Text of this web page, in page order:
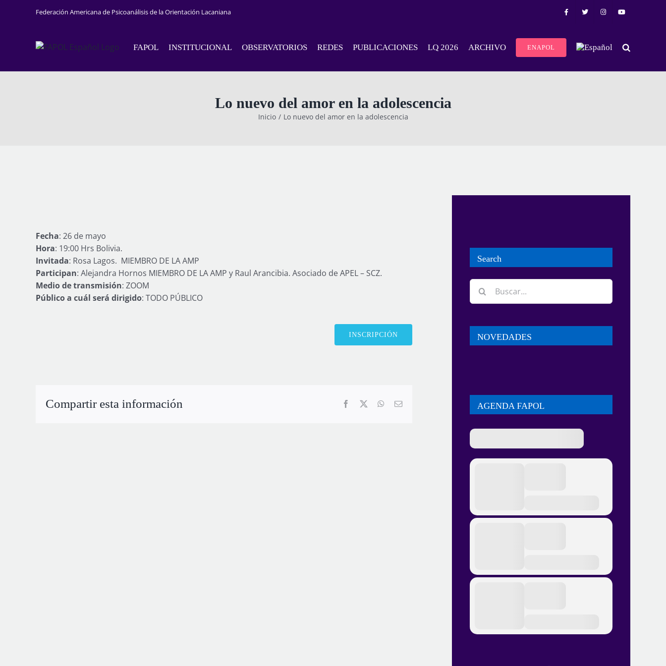
Federación Americana de Psicoanálisis de la Orientación Lacaniana
FAPOL INSTITUCIONAL OBSERVATORIOS REDES PUBLICACIONES LQ 2026 ARCHIVO ENAPOL
Lo nuevo del amor en la adolescencia
Inicio Lo nuevo del amor en la adolescencia
Fecha: 26 de mayo
Hora: 19:00 Hrs Bolivia.
Invitada: Rosa Lagos. MIEMBRO DE LA AMP
Participan: Alejandra Hornos MIEMBRO DE LA AMP y Raul Arancibia. Asociado de APEL – SCZ.
Medio de transmisión: ZOOM
Público a cuál será dirigido: TODO PÚBLICO
INSCRIPCIÓN
Compartir esta información Facebook WhatsApp
Correo
Search
Buscar:
NOVEDADES
AGENDA FAPOL